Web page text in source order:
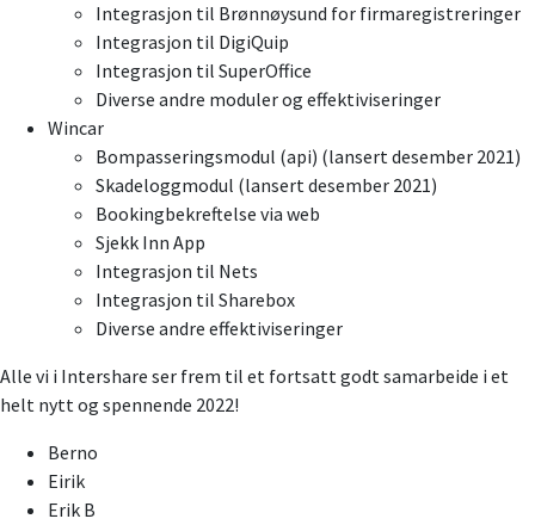
Integrasjon til Brønnøysund for firmaregistreringer
Integrasjon til DigiQuip
Integrasjon til SuperOffice
Diverse andre moduler og effektiviseringer
Wincar
Bompasseringsmodul (api) (lansert desember 2021)
Skadeloggmodul (lansert desember 2021)
Bookingbekreftelse via web
Sjekk Inn App
Integrasjon til Nets
Integrasjon til Sharebox
Diverse andre effektiviseringer
Alle vi i Intershare ser frem til et fortsatt godt samarbeide i et
helt nytt og spennende 2022!
Berno
Eirik
Erik B